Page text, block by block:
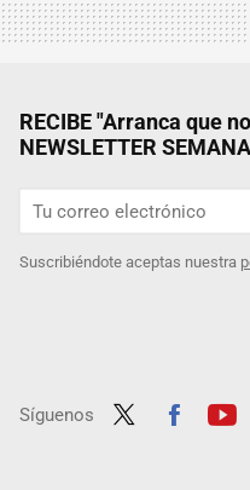
RECIBE "Arranca que
NEWSLETTER
Suscribiéndote aceptas nuestra
Síguenos